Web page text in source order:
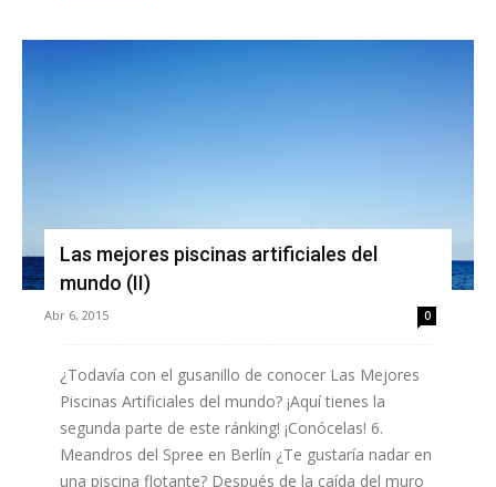
Las mejores piscinas artificiales del
mundo (II)
Abr 6, 2015 0
¿Todavía con el gusanillo de conocer Las Mejores
Piscinas Artificiales del mundo? ¡Aquí tienes la
segunda parte de este ránking! ¡Conócelas! 6.
Meandros del Spree en Berlín ¿Te gustaría nadar en
una piscina flotante? Después de la caída del muro